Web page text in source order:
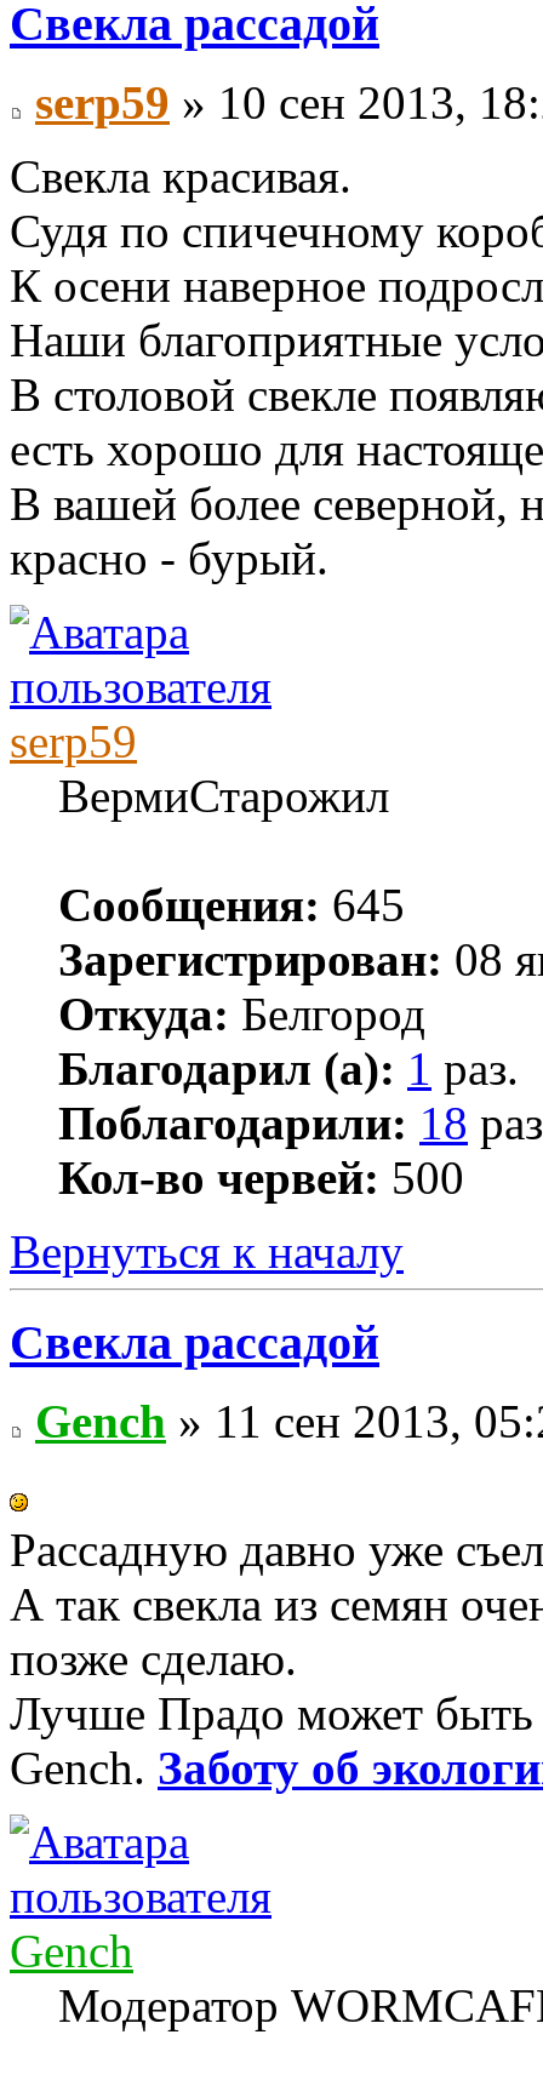
Свекла рассадой
serp59 » 10 сен 2013,
Свекла красивая.
Судя по спичечному
К осени наверное
Наши благоприятные
В столовой свекле
есть хорошо для
В вашей более северной,
красно - бурый.
serp59
ВермиСтарожил
Сообщения: 645
Зарегистрирован: 08
Откуда: Белгород
Благодарил (а): 1 раз.
Поблагодарили: 18
Кол-во червей: 500
Вернуться к началу
Свекла рассадой
Gench » 11 сен 2013,
Рассадную давно уже
А так свекла из семян
позже сделаю.
Лучше Прадо может
Gench. Заботу об
Gench
Модератор